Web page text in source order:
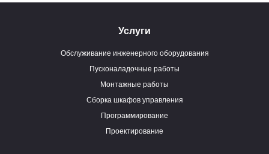
Услуги
Обслуживание инженерного оборудования
Пусконаладочные работы
Монтажные работы
Сборка шкафов управления
Программирование
Проектирование